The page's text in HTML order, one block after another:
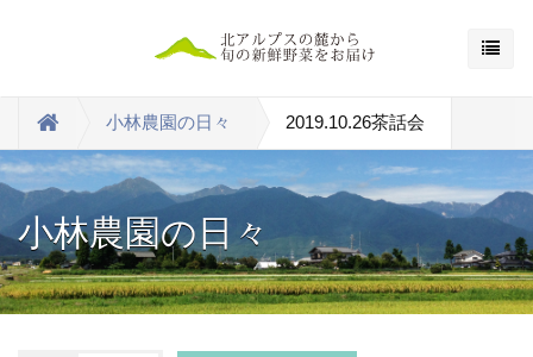
小林農園の日々 2019.10.26茶話会
小林農園の日々